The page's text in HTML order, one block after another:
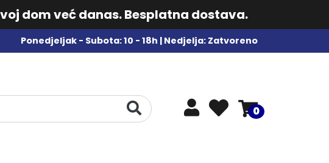
dom već danas. Besplatna dostava.
Ponedjeljak - Subota: 10 - 18h | Nedjelja: Zatvoreno
0